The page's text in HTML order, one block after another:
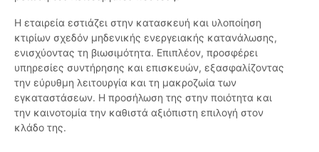
Η εταιρεία εστιάζει στην κατασκευή και υλοποίηση
κτιρίων σχεδόν μηδενικής ενεργειακής κατανάλωσης,
ενισχύοντας τη βιωσιμότητα. Επιπλέον, προσφέρει
υπηρεσίες συντήρησης και επισκευών, εξασφαλίζοντας
την εύρυθμη λειτουργία και τη μακροζωία των
εγκαταστάσεων. Η προσήλωση της στην ποιότητα και
την καινοτομία την καθιστά αξιόπιστη επιλογή στον
κλάδο της.